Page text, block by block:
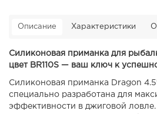
Описание Характеристики
Силиконовая приманка для
цвет BR110S — ваш ключ к
Силиконовая приманка Dragon
специально разработана для
эффективности в джиговой ловле.